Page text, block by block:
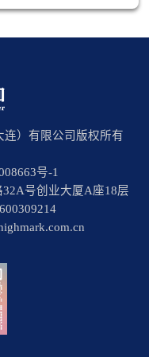
连）有限公司版权所有
号-1
号创业大厦A座18层